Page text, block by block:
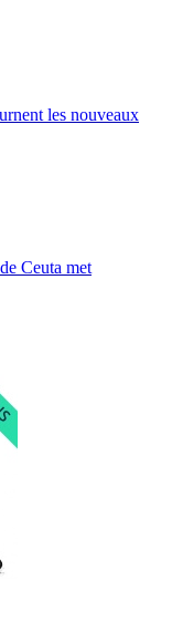
les nouveaux
Ceuta met